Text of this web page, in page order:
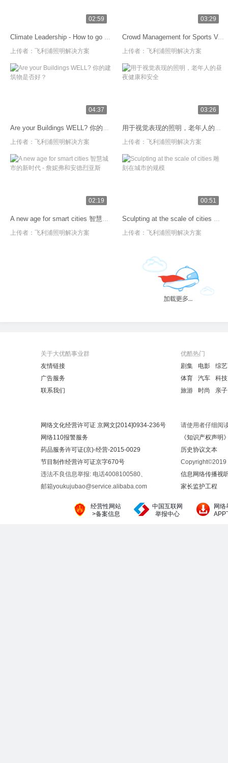
02:59
Climate Leadership - How to go Carbon Neutral_short-video
上传者： 飞利浦照明解决方案
03:29
Crowd Management for Sports Venues 体育场馆的人群管理
上传者： 飞利浦照明解决方案
04:37
Are your Buildings WELL? 你的建筑物是否好？
上传者： 飞利浦照明解决方案
03:26
用于视觉表现的照明，老年人的昼夜健康和安全
上传者： 飞利浦照明解决方案
02:19
A new age for smart cities 智慧城市的新时代 - 詹妮弗和安德烈亚斯
上传者： 飞利浦照明解决方案
00:51
Sculpting at the scale of cities 雕刻在城市的规模
上传者： 飞利浦照明解决方案
关于大优酷事业群
友情链接
广告服务
联系我们
优酷热门
剧集
电影
综艺
体育
汽车
科技
旅游
时尚 亲子
网络文化经营许可证 京网文[2014]0934-236号
网络110报警服务
药品服务许可证(京)-经营-2015-0029
节目制作经营许可证京字670号
违法不良信息举报: 电话4008100580、
邮箱youkujubao@service.alibaba.com
请使用者仔细阅
《知识产权声明
历史协议文本
Copyright©2019
信息网络传播视
家长监护工程
经营性网站
>备案信息
中国互联网
举报中心
网络
APP